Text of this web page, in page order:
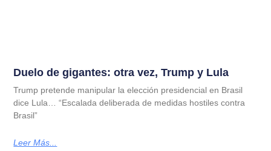
Duelo de gigantes: otra vez, Trump y Lula
Trump pretende manipular la elección presidencial en Brasil
dice Lula… “Escalada deliberada de medidas hostiles contra
Brasil”
Leer Más...